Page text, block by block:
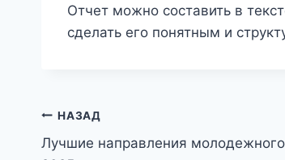
Отчет можно составить в
сделать его понятным и
Навигация
по
НАЗАД
Лучшие направления